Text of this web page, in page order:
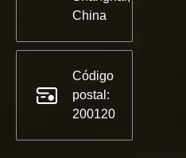
China
Código
postal:
200120